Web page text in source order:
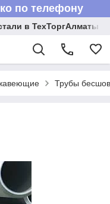
по телефону
в ТехТоргАлматы
Трубы